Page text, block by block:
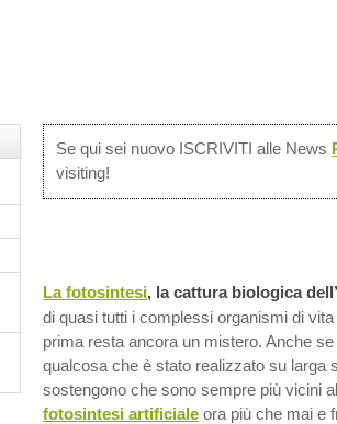
Se qui sei nuovo ISCRIVITI alle News
visiting!
La fotosintesi, la cattura biologica
di quasi tutti i complessi organismi di
prima resta ancora un mistero. Anche
qualcosa che è stato realizzato su larga
sostengono che sono sempre più vicini
fotosintesi artificiale ora più che mai e